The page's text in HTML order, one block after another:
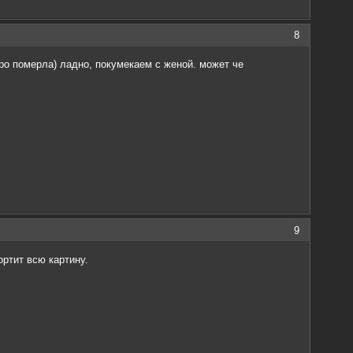
8
померла) ладно, покумекаем с женой. может че
9
всю картину.